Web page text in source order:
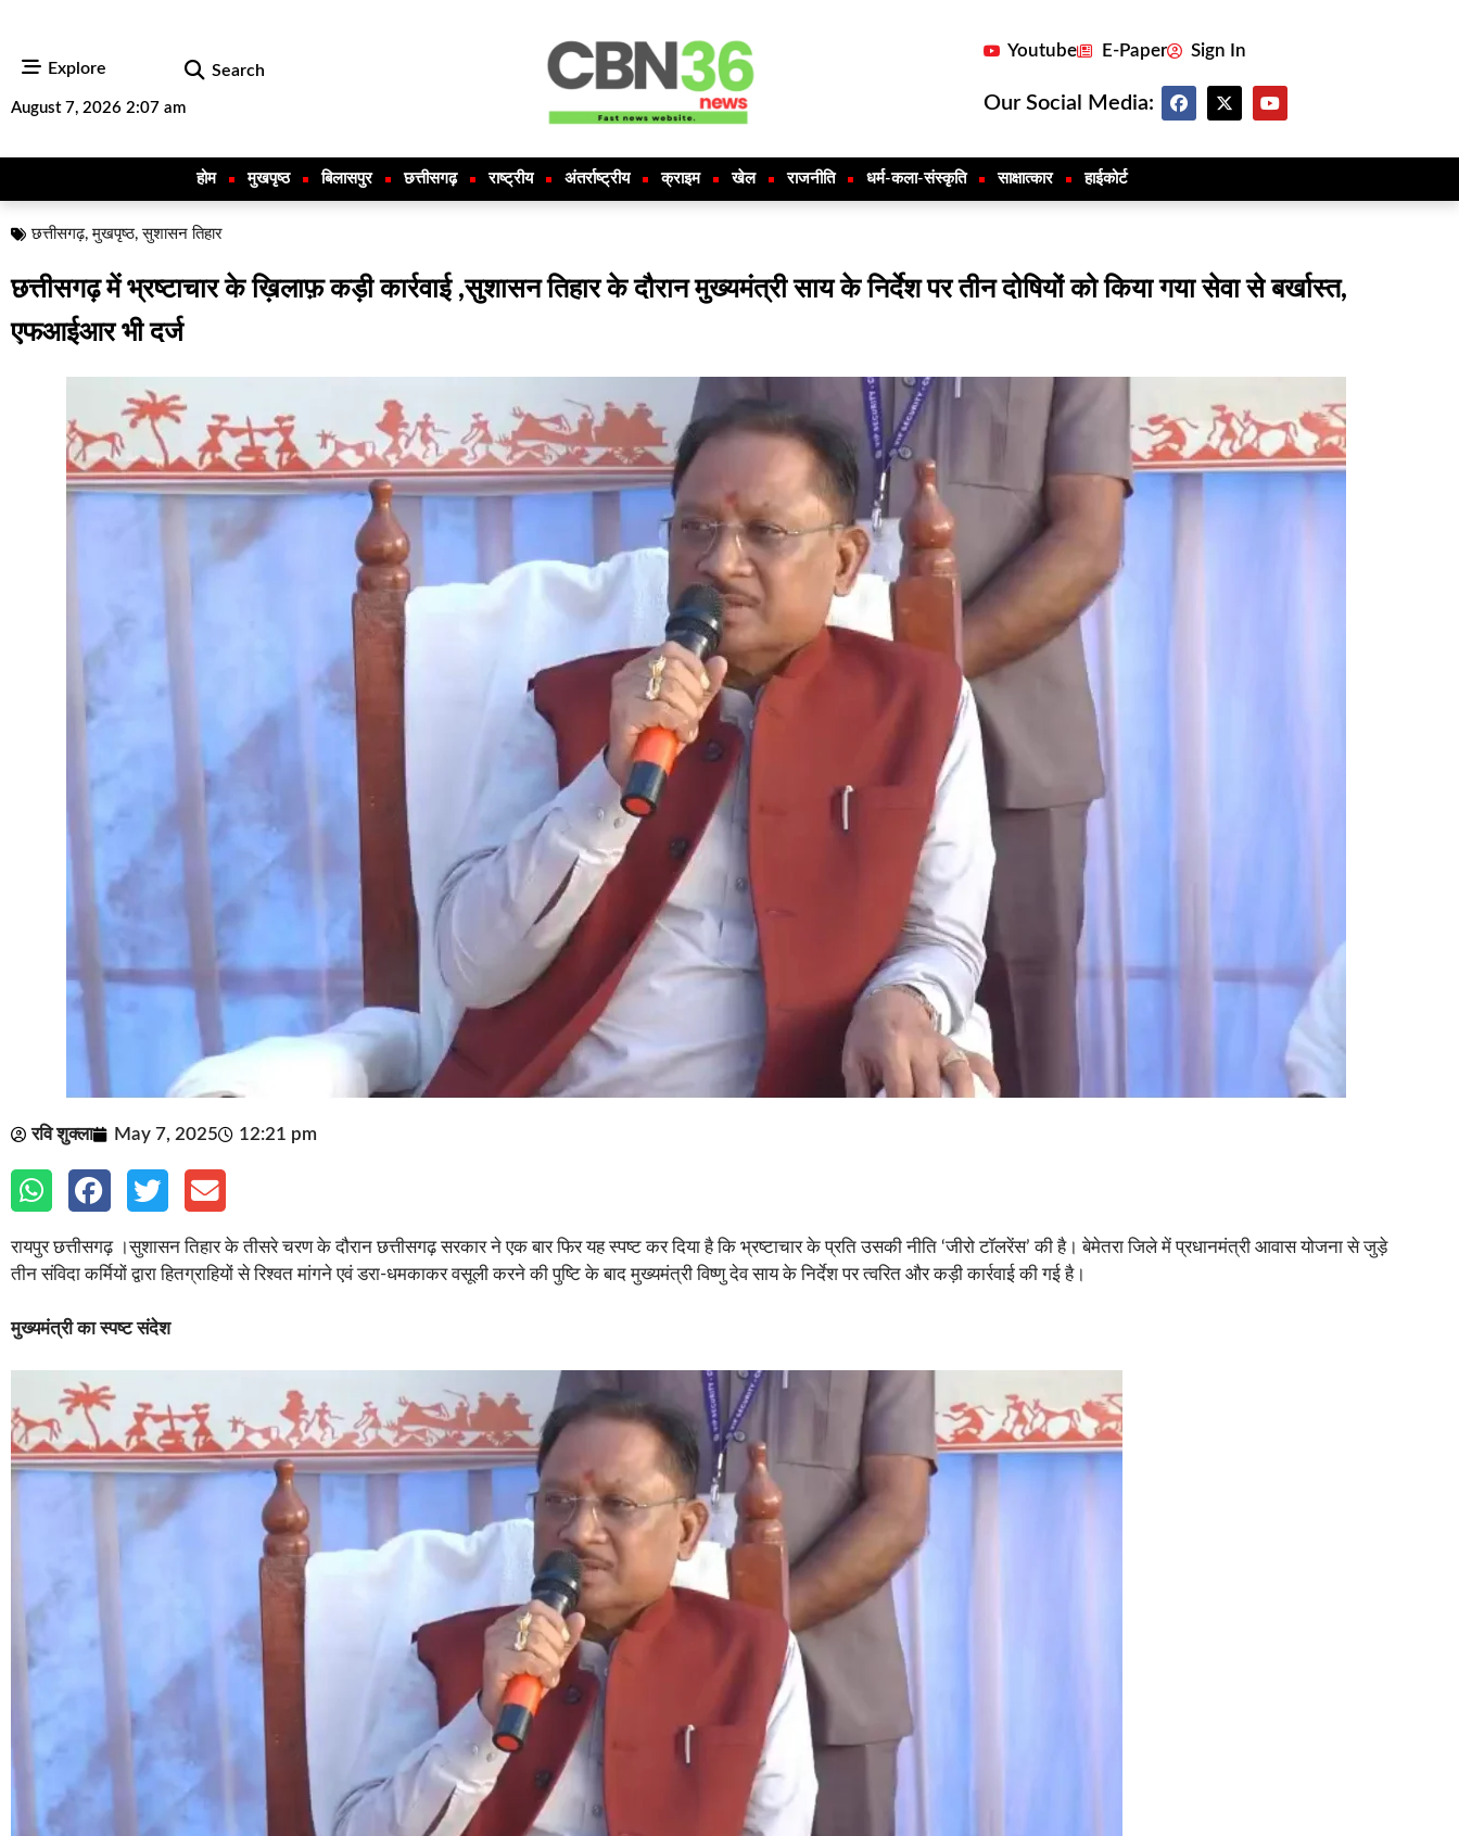
Explore Search
August 7, 2026 2:07 am
Youtube E-Paper Sign In
Our Social Media:
होम मुखपृष्ठ बिलासपुर छत्तीसगढ़ राष्ट्रीय अंतर्राष्ट्रीय क्राइम खेल राजनीति धर्म-कला-संस्कृति साक्षात्कार हाईकोर्ट
छत्तीसगढ़,मुखपृष्ठ,सुशासन तिहार
छत्तीसगढ़ में भ्रष्टाचार के ख़िलाफ़ कड़ी कार्रवाई ,सुशासन तिहार के दौरान मुख्यमंत्री साय के निर्देश पर तीन दोषियों को किया गया सेवा से बर्खास्त,
एफआईआर भी दर्ज
रवि शुक्ला May 7, 2025 12:21 pm
रायपुर छत्तीसगढ़ ।सुशासन तिहार के तीसरे चरण के दौरान छत्तीसगढ़ सरकार ने एक बार फिर यह स्पष्ट कर दिया है कि भ्रष्टाचार के प्रति उसकी नीति ‘जीरो टॉलरेंस’ की है। बेमेतरा जिले में प्रधानमंत्री आवास योजना से जुड़े
तीन संविदा कर्मियों द्वारा हितग्राहियों से रिश्वत मांगने एवं डरा-धमकाकर वसूली करने की पुष्टि के बाद मुख्यमंत्री विष्णु देव साय के निर्देश पर त्वरित और कड़ी कार्रवाई की गई है।
मुख्यमंत्री का स्पष्ट संदेश